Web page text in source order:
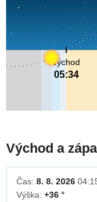
východ
05:34
Východ a
Čas: 8. 8. 2026
Výška: +36 °